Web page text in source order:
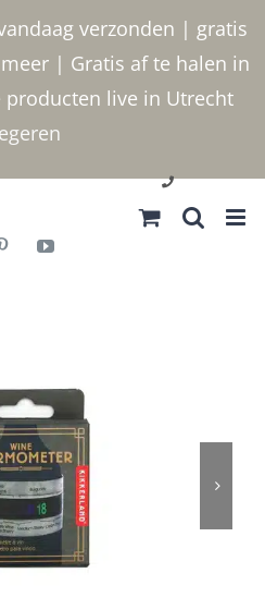
verzonden | gratis
| Gratis af te halen in
live in Utrecht
030 2400000